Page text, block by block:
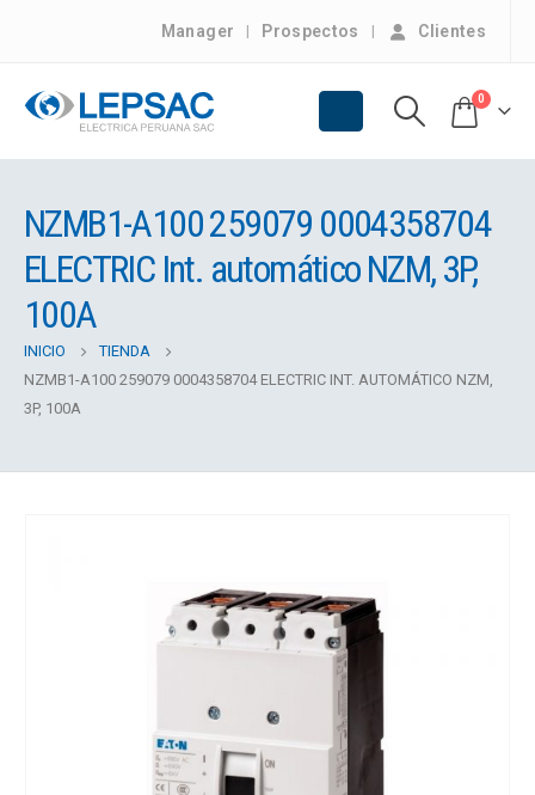
Manager Prospectos Clientes
0
NZMB1-A100 259079 0004358704
ELECTRIC Int. automático NZM, 3P,
100A
INICIO
TIENDA
NZMB1-A100 259079 0004358704 ELECTRIC INT. AUTOMÁTICO NZM,
3P, 100A